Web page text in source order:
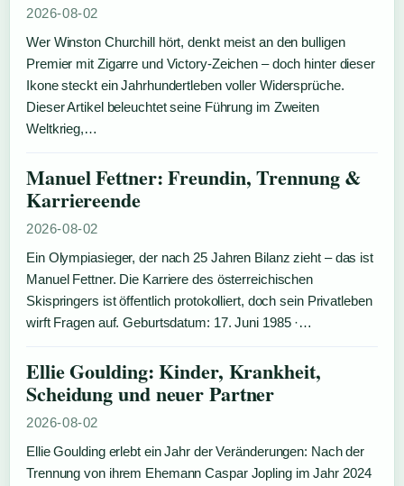
2026-08-02
Wer Winston Churchill hört, denkt meist an den bulligen
Premier mit Zigarre und Victory-Zeichen – doch hinter dieser
Ikone steckt ein Jahrhundertleben voller Widersprüche.
Dieser Artikel beleuchtet seine Führung im Zweiten
Weltkrieg,…
Manuel Fettner: Freundin, Trennung &
Karriereende
2026-08-02
Ein Olympiasieger, der nach 25 Jahren Bilanz zieht – das ist
Manuel Fettner. Die Karriere des österreichischen
Skispringers ist öffentlich protokolliert, doch sein Privatleben
wirft Fragen auf. Geburtsdatum: 17. Juni 1985 ·…
Ellie Goulding: Kinder, Krankheit,
Scheidung und neuer Partner
2026-08-02
Ellie Goulding erlebt ein Jahr der Veränderungen: Nach der
Trennung von ihrem Ehemann Caspar Jopling im Jahr 2024